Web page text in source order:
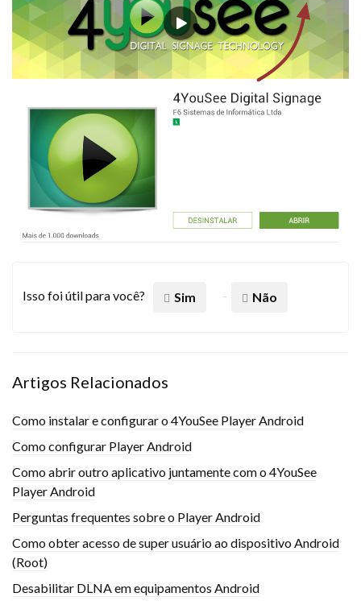
Isso foi útil para você? Sim Não
Artigos Relacionados
Como instalar e configurar o 4YouSee Player Android
Como configurar Player Android
Como abrir outro aplicativo juntamente com o 4YouSee
Player Android
Perguntas frequentes sobre o Player Android
Como obter acesso de super usuário ao dispositivo Android
(Root)
Desabilitar DLNA em equipamentos Android